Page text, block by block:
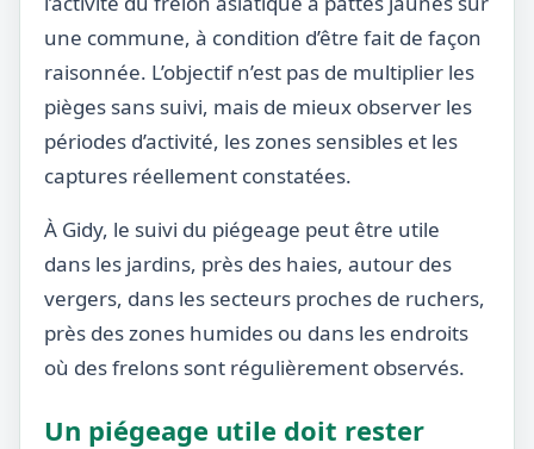
une commune, à condition d’être fait de façon
raisonnée. L’objectif n’est pas de multiplier les
pièges sans suivi, mais de mieux observer les
périodes d’activité, les zones sensibles et les
captures réellement constatées.
À Gidy, le suivi du piégeage peut être utile
dans les jardins, près des haies, autour des
vergers, dans les secteurs proches de ruchers,
près des zones humides ou dans les endroits
où des frelons sont régulièrement observés.
Un piégeage utile doit rester